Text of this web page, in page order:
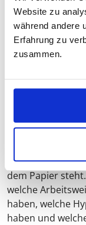
Website zu
während andere
Erfahrung zu
zusammen.
Die
wecken, sollten
Ihr Rezipient an
Verständnis des
Deshalb ist es
endgültig
Sie haben zwei
Einleitung,
dem Papier
welche
haben, welche
haben und